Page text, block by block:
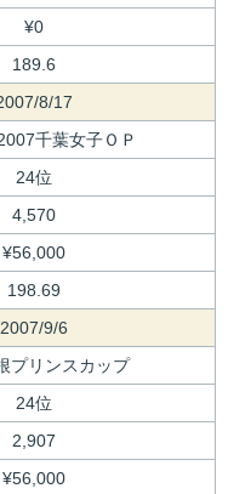
¥0
189.6
8/17
千葉女子ＯＰ
24位
4,570
¥56,000
198.69
2007/9/6
プリンスカップ
24位
2,907
¥56,000